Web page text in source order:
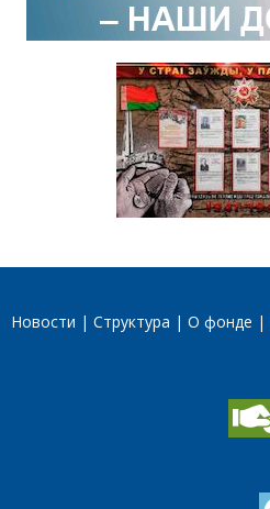
Новости Структура О фонде